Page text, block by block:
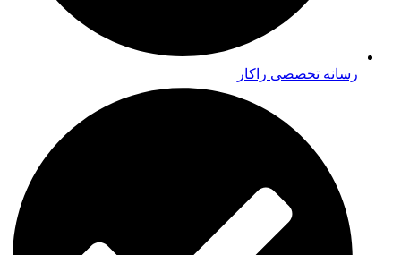
رسانه تخصصی راکار